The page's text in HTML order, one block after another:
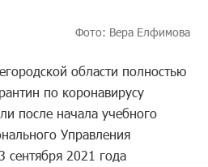
Фото: Вера Елфимова
области полностью
по коронавирусу
после начала учебного
Управления
сентября 2021 года